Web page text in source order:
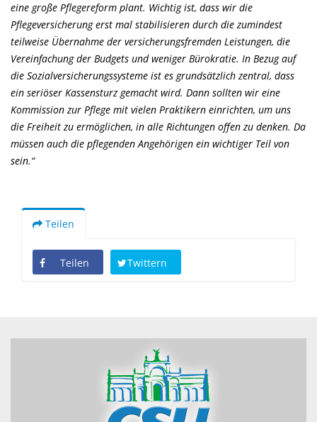
eine große Pflegereform plant. Wichtig ist, dass wir die
Pflegeversicherung erst mal stabilisieren durch die zumindest
teilweise Übernahme der versicherungsfremden Leistungen, die
Vereinfachung der Budgets und weniger Bürokratie. In Bezug auf
die Sozialversicherungssysteme ist es grundsätzlich zentral, dass
ein seriöser Kassensturz gemacht wird. Dann sollten wir eine
Kommission zur Pflege mit vielen Praktikern einrichten, um uns
die Freiheit zu ermöglichen, in alle Richtungen offen zu denken. Da
müssen auch die pflegenden Angehörigen ein wichtiger Teil von
sein.“
Teilen
Teilen Twittern